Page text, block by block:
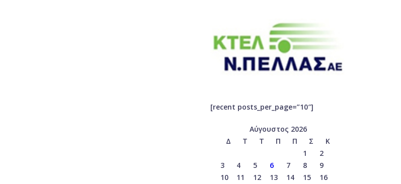
[recent posts_per_page=”10″]
Αύγουστος 2026
Δ
Τ Τ Π Π Σ
Κ
1
2
3
4 5 6 7 8
9
10
11 12 13 14 15
16